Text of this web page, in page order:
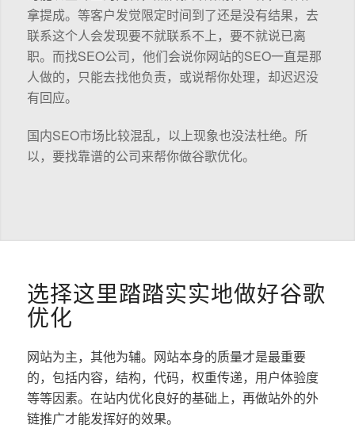
拿提成。等客户发觉限定时间到了还是没有结果，去
联系这个人会发现要不就联系不上，要不就说已离
职。而找SEO公司，他们会说你网站的SEO一直是那
人做的，只能去找他负责，或说帮你处理，却迟迟没
有回应。
国内SEO市场比较混乱，以上现象也没法杜绝。所
以，要找靠谱的公司来帮你做谷歌优化。
选择这里踏踏实实地做好谷歌
优化
网站为主，其他为辅。网站本身的质量才是最重要
的，包括内容，结构，代码，权重传递，用户体验度
等等因素。在站内优化良好的基础上，再做站外的外
链推广才能发挥好的效果。